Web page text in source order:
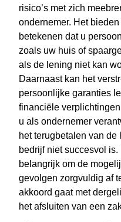
risico’s met zich
ondernemer. Het
betekenen dat u
zoals uw huis of
als de lening niet kan
Daarnaast kan het
persoonlijke garanties
financiële
u als ondernemer
het terugbetalen van
bedrijf niet succesvol
belangrijk om de
gevolgen zorgvuldig af
akkoord gaat met
het afsluiten van een